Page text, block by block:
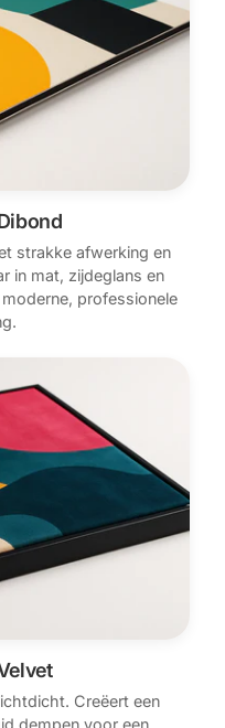
strakke afwerking en
in mat, zijdeglans en
professionele
Creëert een